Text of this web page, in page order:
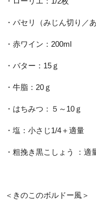
・パセリ（みじん切り／
・赤ワイン：200ml
・バター：15ｇ
・牛脂：20ｇ
・はちみつ：５～10ｇ
・塩：小さじ1/4＋適量
・粗挽き黒こしょう ：適
＜きのこのボルドー風＞